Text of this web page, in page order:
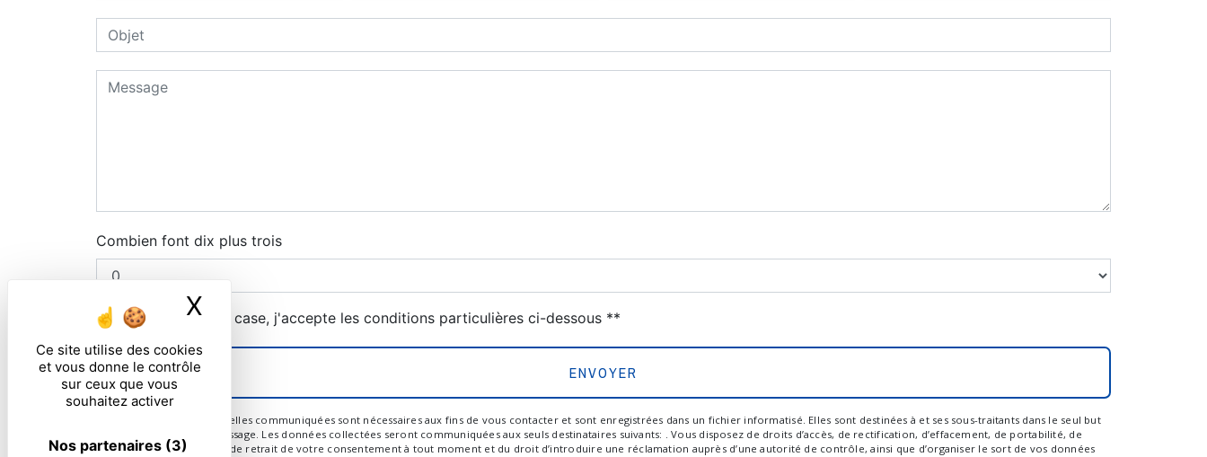
Ce site utilise des cookies
et vous donne le contrôle
sur ceux que vous
souhaitez activer
Nos partenaires (3)
X Masquer le bandeau des cookies
Combien font dix plus trois
En cochant cette case, j'accepte les conditions particulières ci-dessous **
ENVOYER
** Les données personnelles communiquées sont nécessaires aux fins de vous contacter et sont enregistrées dans un fichier informatisé. Elles sont destinées à et ses sous-traitants dans le seul but
de répondre à votre message. Les données collectées seront communiquées aux seuls destinataires suivants: . Vous disposez de droits d’accès, de rectification, d’effacement, de portabilité, de
limitation, d’opposition, de retrait de votre consentement à tout moment et du droit d’introduire une réclamation auprès d’une autorité de contrôle, ainsi que d’organiser le sort de vos données